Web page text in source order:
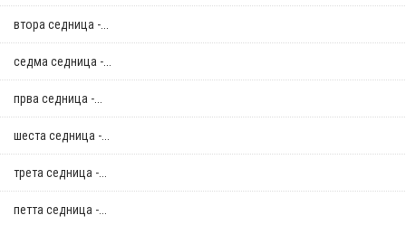
втора седница -...
седма седница -...
прва седница -...
шеста седница -...
трета седница -...
петта седница -...